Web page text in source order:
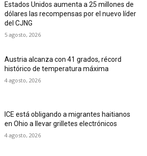
Estados Unidos aumenta a 25 millones de
dólares las recompensas por el nuevo líder
del CJNG
5 agosto, 2026
Austria alcanza con 41 grados, récord
histórico de temperatura máxima
4 agosto, 2026
ICE está obligando a migrantes haitianos
en Ohio a llevar grilletes electrónicos
4 agosto, 2026